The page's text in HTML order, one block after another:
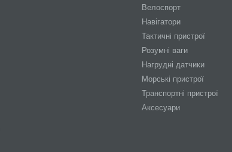
Велоспорт
Навігатори
Тактичні пристрої
Розумні ваги
Нагрудні датчики
Морські пристрої
Транспортні пристрої
Аксесуари